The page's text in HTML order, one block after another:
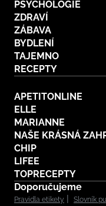
PSYCHOLOGIE
ZDRAVÍ
ZÁBAVA
BYDLENÍ
TAJEMNO
RECEPTY
APETITONLINE
ELLE
MARIANNE
NAŠE KRÁSNÁ
CHIP
LIFEE
TOPRECEPTY
Doporučujeme
Pravidla etikety Slovník